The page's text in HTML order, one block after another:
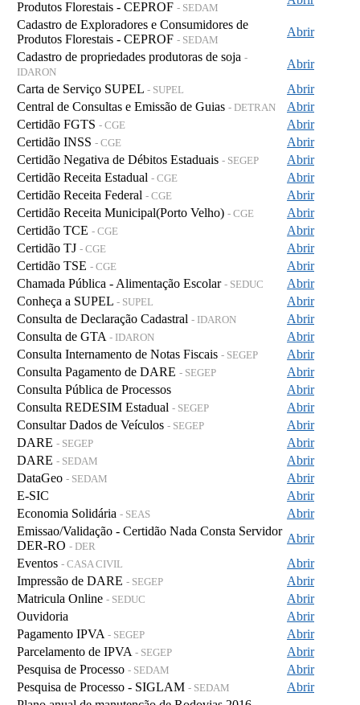
Produtos Florestais - CEPROF - SEDAM
Cadastro de Exploradores e Consumidores de
Produtos Florestais - CEPROF - SEDAM
Abrir
Cadastro de propriedades produtoras de soja -
IDARON
Abrir
Carta de Serviço SUPEL - SUPEL
Abrir
Central de Consultas e Emissão de Guias - DETRAN
Abrir
Certidão FGTS - CGE
Abrir
Certidão INSS - CGE
Abrir
Certidão Negativa de Débitos Estaduais - SEGEP
Abrir
Certidão Receita Estadual - CGE
Abrir
Certidão Receita Federal - CGE
Abrir
Certidão Receita Municipal(Porto Velho) - CGE
Abrir
Certidão TCE - CGE
Abrir
Certidão TJ - CGE
Abrir
Certidão TSE - CGE
Abrir
Chamada Pública - Alimentação Escolar - SEDUC
Abrir
Conheça a SUPEL - SUPEL
Abrir
Consulta de Declaração Cadastral - IDARON
Abrir
Consulta de GTA - IDARON
Abrir
Consulta Internamento de Notas Fiscais - SEGEP
Abrir
Consulta Pagamento de DARE - SEGEP
Abrir
Consulta Pública de Processos
Abrir
Consulta REDESIM Estadual - SEGEP
Abrir
Consultar Dados de Veículos - SEGEP
Abrir
DARE - SEGEP
Abrir
DARE - SEDAM
Abrir
DataGeo - SEDAM
Abrir
E-SIC
Abrir
Economia Solidária - SEAS
Abrir
Emissao/Validação - Certidão Nada Consta Servidor
DER-RO - DER
Abrir
Eventos - CASA CIVIL
Abrir
Impressão de DARE - SEGEP
Abrir
Matricula Online - SEDUC
Abrir
Ouvidoria
Abrir
Pagamento IPVA - SEGEP
Abrir
Parcelamento de IPVA - SEGEP
Abrir
Pesquisa de Processo - SEDAM
Abrir
Pesquisa de Processo - SIGLAM - SEDAM
Abrir